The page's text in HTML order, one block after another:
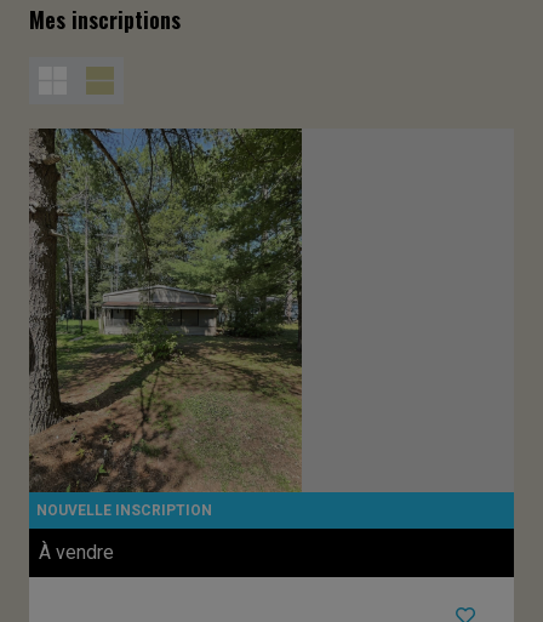
Mes inscriptions
À vendre